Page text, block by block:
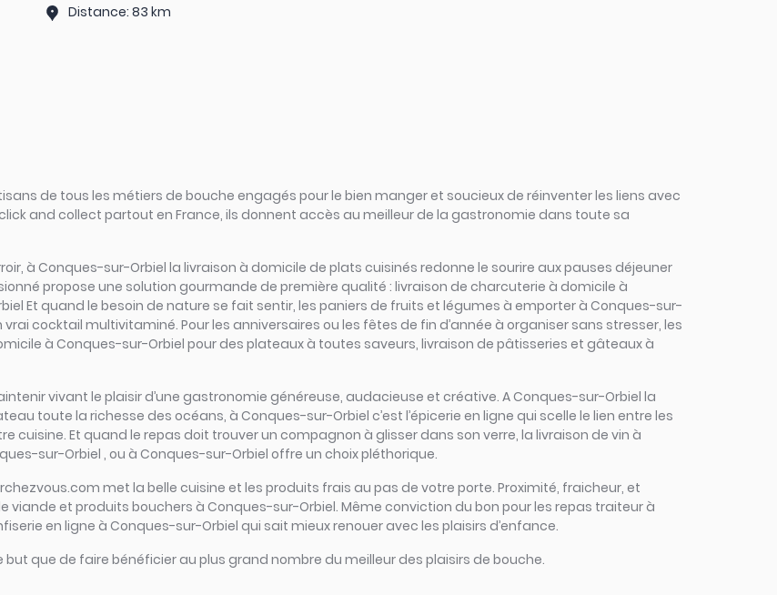
Distance: 83 km
de tous les métiers de bouche engagés pour le bien manger et soucieux de réinventer les liens avec
and collect partout en France, ils donnent accès au meilleur de la gastronomie dans toute sa
à Conques-sur-Orbiel la livraison à domicile de plats cuisinés redonne le sourire aux pauses déjeuner
propose une solution gourmande de première qualité : livraison de charcuterie à domicile à
Et quand le besoin de nature se fait sentir, les paniers de fruits et légumes à emporter à Conques-sur-
cocktail multivitaminé. Pour les anniversaires ou les fêtes de fin d’année à organiser sans stresser, les
à Conques-sur-Orbiel pour des plateaux à toutes saveurs, livraison de pâtisseries et gâteaux à
vivant le plaisir d’une gastronomie généreuse, audacieuse et créative. A Conques-sur-Orbiel la
toute la richesse des océans, à Conques-sur-Orbiel c’est l’épicerie en ligne qui scelle le lien entre les
cuisine. Et quand le repas doit trouver un compagnon à glisser dans son verre, la livraison de vin à
sur-Orbiel , ou à Conques-sur-Orbiel offre un choix pléthorique.
met la belle cuisine et les produits frais au pas de votre porte. Proximité, fraicheur, et
viande et produits bouchers à Conques-sur-Orbiel. Même conviction du bon pour les repas traiteur à
en ligne à Conques-sur-Orbiel qui sait mieux renouer avec les plaisirs d’enfance.
but que de faire bénéficier au plus grand nombre du meilleur des plaisirs de bouche.